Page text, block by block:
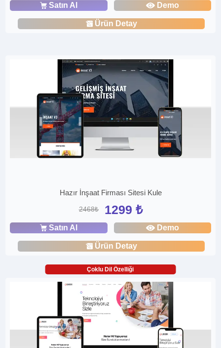
Satın Al Demo
Ürün Detay
Hazır İnşaat Firması Sitesi Kule
2468₺ 1299 ₺
Satın Al Demo
Ürün Detay
Çoklu Dil Özelliği